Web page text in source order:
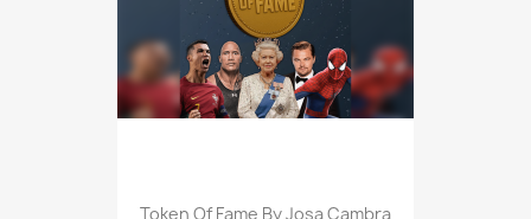
Token Of Fame By Josa Cambra